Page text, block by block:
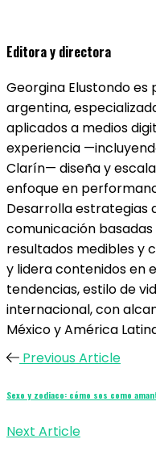
Editora y directora
Georgina Elustondo
argentina,
aplicados a medios
experiencia
Clarín— diseña y
enfoque en
Desarrolla estrategias
comunicación
resultados medibles y
y lidera contenidos en
tendencias, estilo de
internacional, con
México y América
Previous Article
Sexo y zodiaco: cómo sos como
Next Article